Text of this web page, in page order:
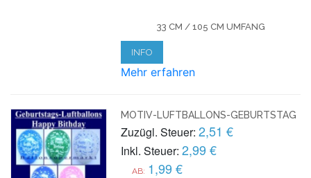
33 CM / 105 CM UMFANG
INFO
Mehr erfahren
MOTIV-LUFTBALLONS-GEBURTSTAG
Zuzügl. Steuer: 2,51 €
Inkl. Steuer: 2,99 €
AB: 1,99 €